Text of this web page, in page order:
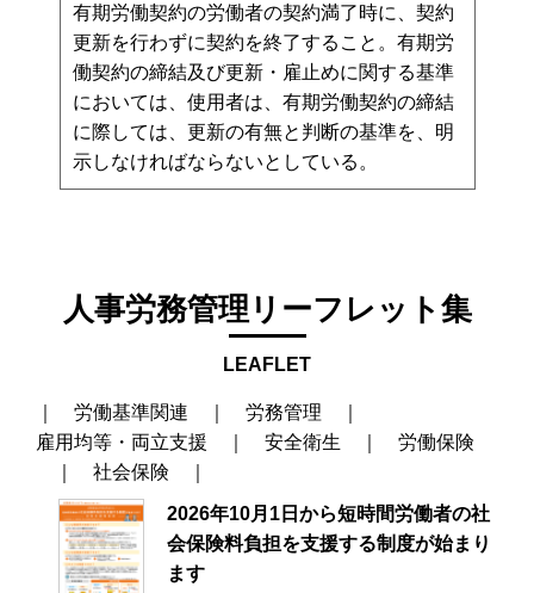
有期労働契約の労働者の契約満了時に、契約
更新を行わずに契約を終了すること。有期労
働契約の締結及び更新・雇止めに関する基準
においては、使用者は、有期労働契約の締結
に際しては、更新の有無と判断の基準を、明
示しなければならないとしている。
人事労務管理リーフレット集
LEAFLET
労働基準関連 労務管理
雇用均等・両立支援
安全衛生
労働保険
社会保険
2026年10月1日から短時間労働者の社
会保険料負担を支援する制度が始まり
ます